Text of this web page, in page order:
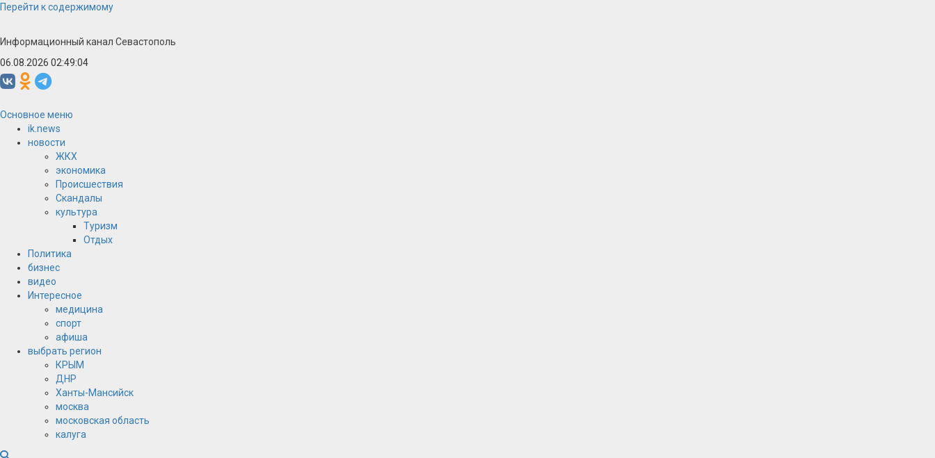
Перейти к содержимому
Информационный канал Севастополь
06.08.2026 02:49:04
Основное меню
ik.news
новости
ЖКХ
экономика
Происшествия
Скандалы
культура
Туризм
Отдых
Политика
бизнес
видео
Интересное
медицина
спорт
афиша
выбрать регион
КРЫМ
ДНР
Ханты-Мансийск
москва
московская область
калуга